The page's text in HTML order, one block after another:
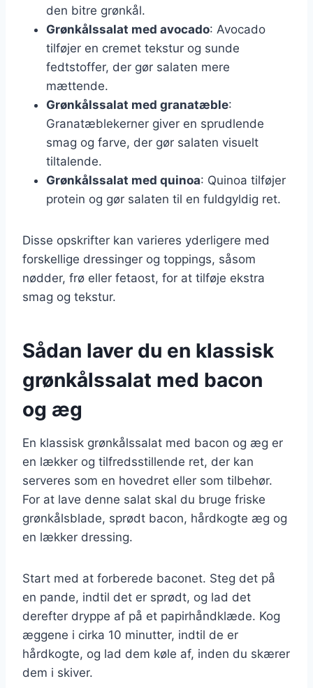
den bitre grønkål.
Grønkålssalat med avocado: Avocado
tilføjer en cremet tekstur og sunde
fedtstoffer, der gør salaten mere
mættende.
Grønkålssalat med granatæble:
Granatæblekerner giver en sprudlende
smag og farve, der gør salaten visuelt
tiltalende.
Grønkålssalat med quinoa: Quinoa tilføjer
protein og gør salaten til en fuldgyldig ret.
Disse opskrifter kan varieres yderligere med
forskellige dressinger og toppings, såsom
nødder, frø eller fetaost, for at tilføje ekstra
smag og tekstur.
Sådan laver du en klassisk
grønkålssalat med bacon
og æg
En klassisk grønkålssalat med bacon og æg er
en lækker og tilfredsstillende ret, der kan
serveres som en hovedret eller som tilbehør.
For at lave denne salat skal du bruge friske
grønkålsblade, sprødt bacon, hårdkogte æg og
en lækker dressing.
Start med at forberede baconet. Steg det på
en pande, indtil det er sprødt, og lad det
derefter dryppe af på et papirhåndklæde. Kog
æggene i cirka 10 minutter, indtil de er
hårdkogte, og lad dem køle af, inden du skærer
dem i skiver.